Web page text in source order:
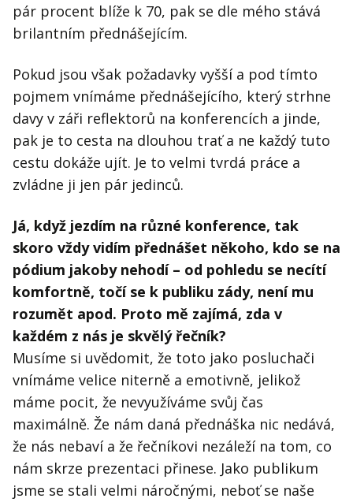
pár procent blíže k 70, pak se dle mého stává
brilantním přednášejícím.
Pokud jsou však požadavky vyšší a pod tímto
pojmem vnímáme přednášejícího, který strhne
davy v záři reflektorů na konferencích a jinde,
pak je to cesta na dlouhou trať a ne každý tuto
cestu dokáže ujít. Je to velmi tvrdá práce a
zvládne ji jen pár jedinců.
Já, když jezdím na různé konference, tak
skoro vždy vidím přednášet někoho, kdo se na
pódium jakoby nehodí – od pohledu se necítí
komfortně, točí se k publiku zády, není mu
rozumět apod. Proto mě zajímá, zda v
každém z nás je skvělý řečník?
Musíme si uvědomit, že toto jako posluchači
vnímáme velice niterně a emotivně, jelikož
máme pocit, že nevyužíváme svůj čas
maximálně. Že nám daná přednáška nic nedává,
že nás nebaví a že řečníkovi nezáleží na tom, co
nám skrze prezentaci přinese. Jako publikum
jsme se stali velmi náročnými, neboť se naše